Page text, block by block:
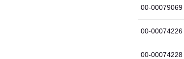
00-00079069
00-00074226
00-00074228